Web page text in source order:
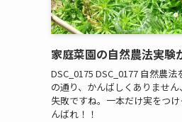
家庭菜園の自然農法実験
DSC_0175 DSC_0177 自然農
の通り、かんばしくありません
失敗ですね。一本だけ実をつ
んばれ！！